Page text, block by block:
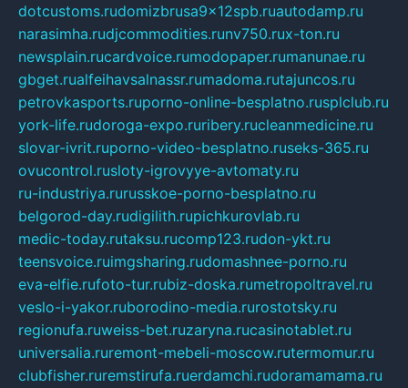
dotcustoms.rudomizbrusa9x12spb.ruautodamp.ru
narasimha.rudjcommodities.runv750.rux-ton.ru
newsplain.rucardvoice.rumodopaper.rumanunae.ru
gbget.rualfeihavsalnassr.rumadoma.rutajuncos.ru
petrovkasports.ruporno-online-besplatno.rusplclub.ru
york-life.rudoroga-expo.ruribery.rucleanmedicine.ru
slovar-ivrit.ruporno-video-besplatno.ruseks-365.ru
ovucontrol.rusloty-igrovyye-avtomaty.ru
ru-industriya.rurusskoe-porno-besplatno.ru
belgorod-day.rudigilith.rupichkurovlab.ru
medic-today.rutaksu.rucomp123.rudon-ykt.ru
teensvoice.ruimgsharing.rudomashnee-porno.ru
eva-elfie.rufoto-tur.rubiz-doska.rumetropoltravel.ru
veslo-i-yakor.ruborodino-media.rurostotsky.ru
regionufa.ruweiss-bet.ruzaryna.rucasinotablet.ru
universalia.ruremont-mebeli-moscow.rutermomur.ru
clubfisher.ruremstirufa.ruerdamchi.rudoramamama.ru